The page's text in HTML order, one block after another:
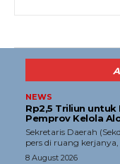
Redaksi
Hubungi Kami
Aset
Indeks Artikel
NEWS
Rp2,5 Triliun untuk
Pemprov Kelola
‎Sekretaris Daerah
pers di ruang
8 August 2026